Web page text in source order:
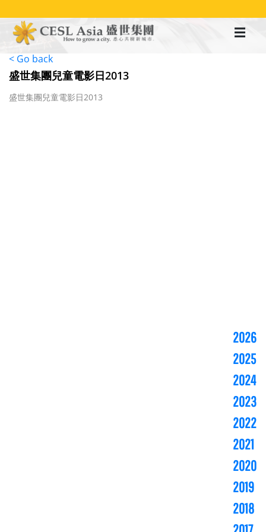
至
< Go back
盛世集團兒童電影日2013
盛世集團兒童電影日2013
2026
2025
2024
2023
2022
2021
2020
2019
2018